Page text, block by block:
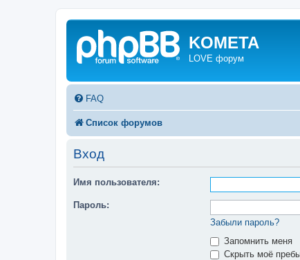
KOMETA
LOVE форум
FAQ
Список форумов
Вход
Имя пользователя:
Пароль:
Забыли пароль?
Запомнить меня
Скрыть моё